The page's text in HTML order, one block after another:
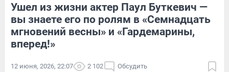
Ушел из жизни актер Паул Буткевич —
вы знаете его по ролям в «Семнадцать
мгновений весны» и «Гардемарины,
вперед!»
12 июня, 2026, 22:07 2 102 Обсудить